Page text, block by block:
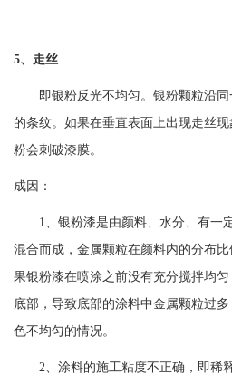
5、走丝
即银粉反光不均匀。银粉颗粒沿
的条纹。如果在垂直表面上出现走丝
粉会刺破漆膜。
成因：
1、银粉漆是由颜料、水分、有一
混合而成，金属颗粒在颜料内的分布
果银粉漆在喷涂之前没有充分搅拌均
底部，导致底部的涂料中金属颗粒过
色不均匀的情况。
2、涂料的施工粘度不正确，即稀